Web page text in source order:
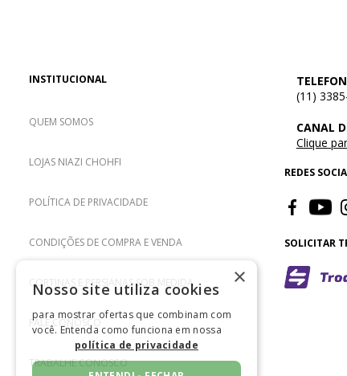
INSTITUCIONAL
QUEM SOMOS
LOJAS NIAZI CHOHFI
POLÍTICA DE PRIVACIDADE
CONDIÇÕES DE COMPRA E VENDA
CORTINAS E PERSIANAS SOB MEDIDA
FALE CONOSCO
TRABALHE CONOSCO
(11)
CANAL
Clique
REDES
SOLICITAR
×
Nosso site utiliza cookies
para mostrar ofertas que combinam com
você. Entenda como funciona em nossa
política de privacidade